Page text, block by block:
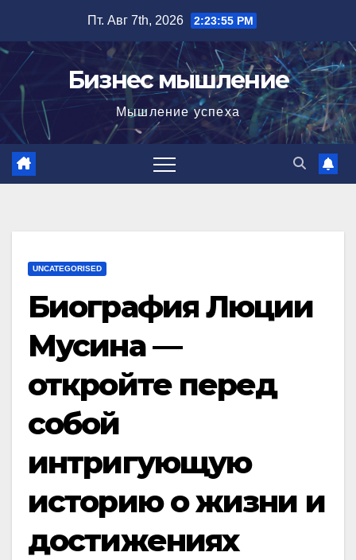
содержимому
Пт. Авг 7th, 2026 2:23:56 PM
Бизнес мышление
Мышление успеха
UNCATEGORISED
Биография Люции
Мусина —
откройте перед
собой
интригующую
историю о жизни и
достижениях